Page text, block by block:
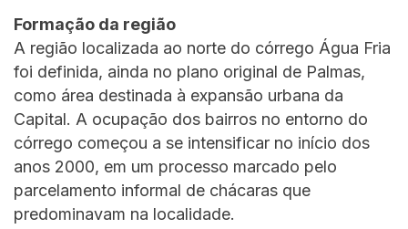
Formação da região
A região localizada ao norte do córrego Água Fria
foi definida, ainda no plano original de Palmas,
como área destinada à expansão urbana da
Capital. A ocupação dos bairros no entorno do
córrego começou a se intensificar no início dos
anos 2000, em um processo marcado pelo
parcelamento informal de chácaras que
predominavam na localidade.